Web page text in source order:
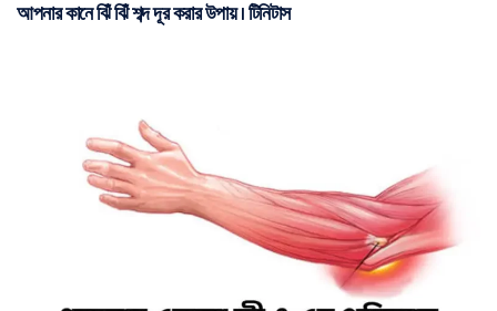
আপনার কানে ঝিঁ ঝিঁ শব্দ দূর করার উপায় | টিনিটাস